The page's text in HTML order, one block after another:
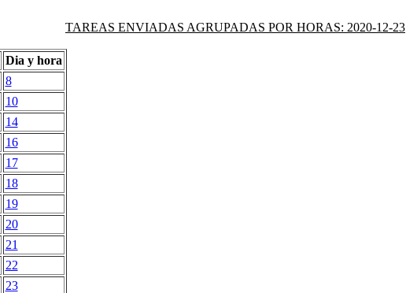
TAREAS ENVIADAS AGRUPADAS POR HORAS: 2020-12-23
Dia y hora
8
10
14
16
17
18
19
20
21
22
23